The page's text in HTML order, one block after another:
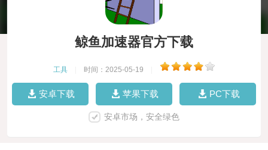
鲸鱼加速器官方下载
工具 时间：2025-05-19
安卓下载 苹果下载 PC下载
安卓市场，安全绿色